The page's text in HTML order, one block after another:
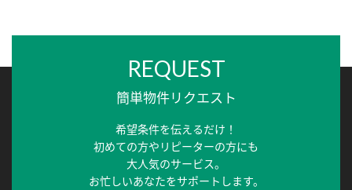
REQUEST
簡単物件リクエスト
希望条件を伝えるだけ！
初めての方やリピーターの方にも
大人気のサービス。
お忙しいあなたをサポートします。